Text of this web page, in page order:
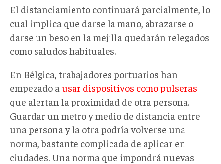
El distanciamiento continuará parcialmente, lo
cual implica que darse la mano, abrazarse o
darse un beso en la mejilla quedarán relegados
como saludos habituales.
En Bélgica, trabajadores portuarios han
empezado a usar dispositivos como pulseras
que alertan la proximidad de otra persona.
Guardar un metro y medio de distancia entre
una persona y la otra podría volverse una
norma, bastante complicada de aplicar en
ciudades. Una norma que impondrá nuevas